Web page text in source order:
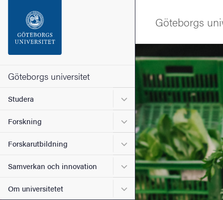
Sidfoten
Om webbplatsen
Göteborgs universitet
Studera Undermeny för Studera
Forskning Undermeny för Forskning
Forskarutbildning Undermeny för
Samverkan och innovation Undermeny för
Om universitetet Undermeny för Om
Göteborgs
Bild